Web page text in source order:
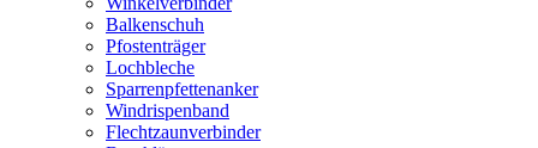
Balkenschuh
Pfostenträger
Lochbleche
Sparrenpfettenanker
Windrispenband
Flechtzaunverbinder